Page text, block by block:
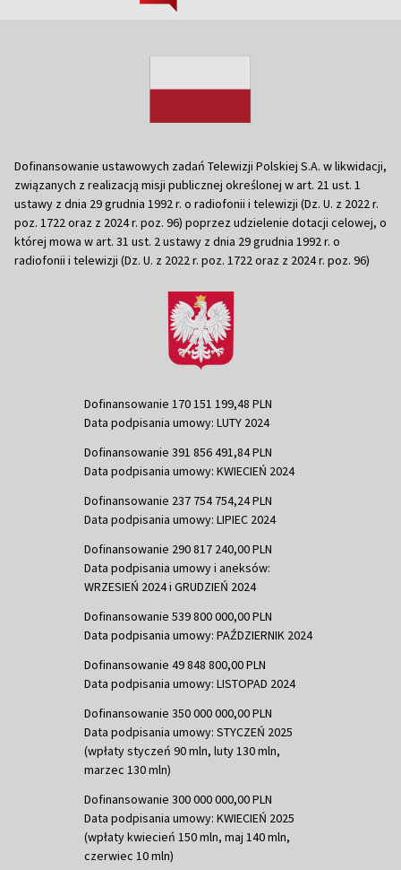
Dofinansowanie ustawowych zadań Telewizji Polskiej S.A. w likwidacji,
związanych z realizacją misji publicznej określonej w art. 21 ust. 1
ustawy z dnia 29 grudnia 1992 r. o radiofonii i telewizji (Dz. U. z 2022 r.
poz. 1722 oraz z 2024 r. poz. 96) poprzez udzielenie dotacji celowej, o
której mowa w art. 31 ust. 2 ustawy z dnia 29 grudnia 1992 r. o
radiofonii i telewizji (Dz. U. z 2022 r. poz. 1722 oraz z 2024 r. poz. 96)
Dofinansowanie 170 151 199,48 PLN
Data podpisania umowy: LUTY 2024
Dofinansowanie 391 856 491,84 PLN
Data podpisania umowy: KWIECIEŃ 2024
Dofinansowanie 237 754 754,24 PLN
Data podpisania umowy: LIPIEC 2024
Dofinansowanie 290 817 240,00 PLN
Data podpisania umowy i aneksów:
WRZESIEŃ 2024 i GRUDZIEŃ 2024
Dofinansowanie 539 800 000,00 PLN
Data podpisania umowy: PAŹDZIERNIK 2024
Dofinansowanie 49 848 800,00 PLN
Data podpisania umowy: LISTOPAD 2024
Dofinansowanie 350 000 000,00 PLN
Data podpisania umowy: STYCZEŃ 2025
(wpłaty styczeń 90 mln, luty 130 mln,
marzec 130 mln)
Dofinansowanie 300 000 000,00 PLN
Data podpisania umowy: KWIECIEŃ 2025
(wpłaty kwiecień 150 mln, maj 140 mln,
czerwiec 10 mln)